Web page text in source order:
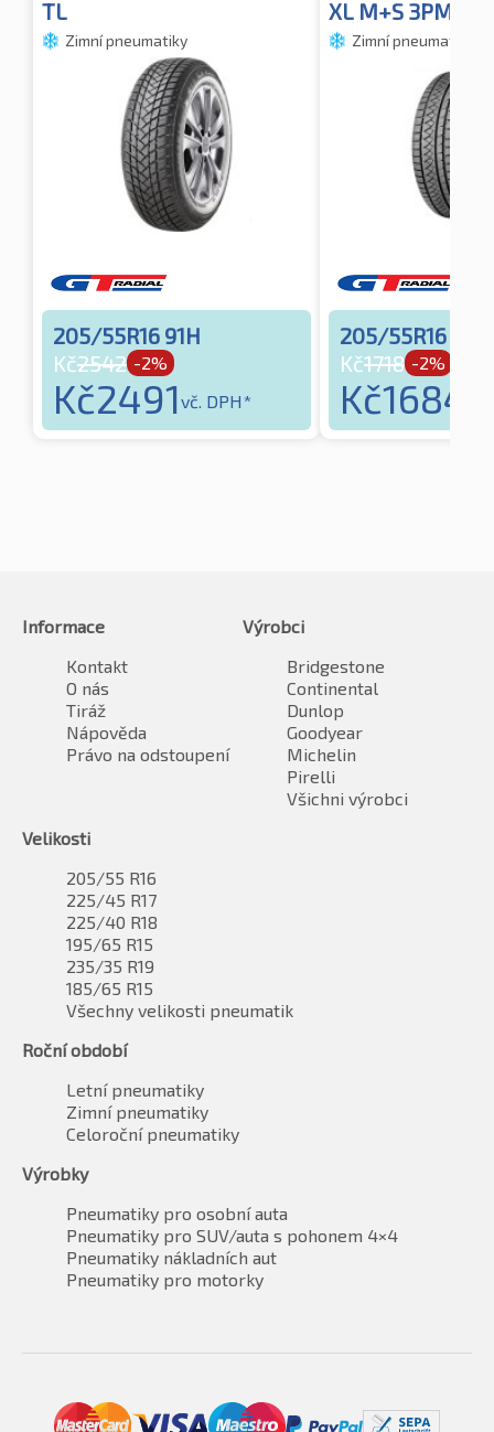
TL
Zimní pneumatiky
205/55R16 91H
Kč2542 -2%
Kč2491vč. DPH*
XL M+S 3PMSF
Zimní pneumatiky
205/55R16 94V
Kč1718 -2%
Kč1684
Informace
Kontakt
O nás
Tiráž
Nápověda
Právo na odstoupení
Výrobci
Bridgestone
Continental
Dunlop
Goodyear
Michelin
Pirelli
Všichni výrobci
Velikosti
205/55 R16
225/45 R17
225/40 R18
195/65 R15
235/35 R19
185/65 R15
Všechny velikosti pneumatik
Roční období
Letní pneumatiky
Zimní pneumatiky
Celoroční pneumatiky
Výrobky
Pneumatiky pro osobní auta
Pneumatiky pro SUV/auta s pohonem 4×4
Pneumatiky nákladních aut
Pneumatiky pro motorky